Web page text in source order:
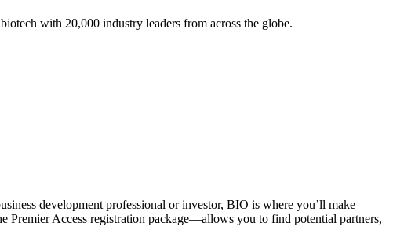
with 20,000 industry leaders from across the globe.
development professional or investor, BIO is where you’ll make
Access registration package—allows you to find potential partners,